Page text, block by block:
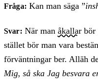
Fråga: Kan man säga ”
Svar: När man åkallarbör
stället bör man vara
förväntningar ber. Allāh
Mig, så ska Jag besvara